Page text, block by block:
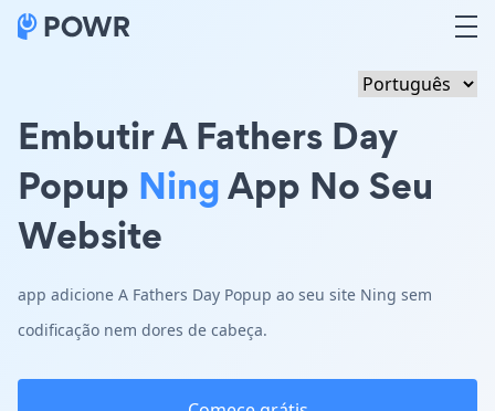
Embutir A Fathers Day
Popup NingApp No Seu
Website
app adicione A Fathers Day Popup ao seu site Ning sem
codificação nem dores de cabeça.